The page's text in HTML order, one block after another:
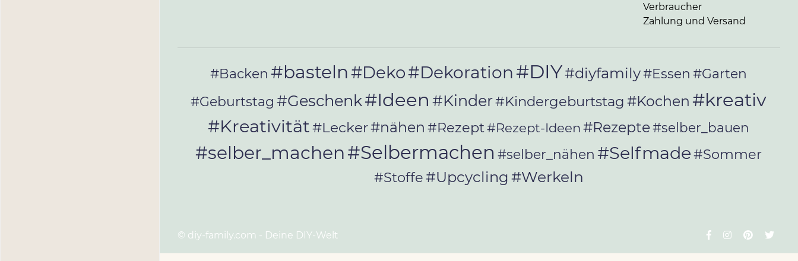
Verbraucher
Zahlung und Versand
#Backen #basteln#Deko#Dekoration #DIY#diyfamily#Essen #Garten
#Geburtstag #Geschenk#Ideen #Kinder#Kindergeburtstag #Kochen #kreativ
#Kreativität#Lecker#nähen #Rezept#Rezept-Ideen #Rezepte#selber_bauen
#selber_machen#Selbermachen #selber_nähen #Selfmade#Sommer
#Stoffe#Upcycling #Werkeln
© diy-family.com - Deine DIY-Welt